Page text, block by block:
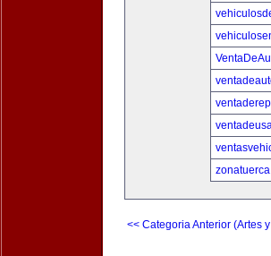
<< Categoria Anterior (Artes